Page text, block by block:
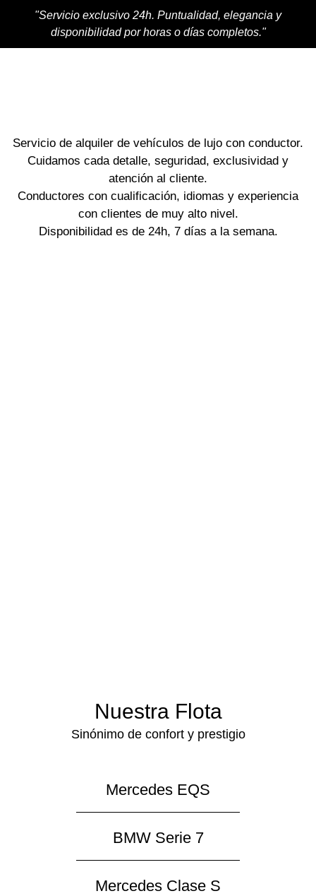
"Servicio exclusivo 24h. Puntualidad, elegancia y
disponibilidad por horas o días completos."
Servicio de alquiler de vehículos de lujo con conductor.
Cuidamos cada detalle, seguridad, exclusividad y
atención al cliente.
Conductores con cualificación, idiomas y experiencia
con clientes de muy alto nivel.
Disponibilidad es de 24h, 7 días a la semana.
Nuestra Flota
Sinónimo de confort y prestigio
Mercedes EQS
BMW Serie 7
Mercedes Clase S